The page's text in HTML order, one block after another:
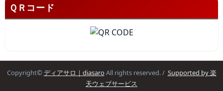
ＱＲコード
Copyright© ディアサロ｜diasaroAll rights reserved. / Supported by 楽
天ウェブサービス